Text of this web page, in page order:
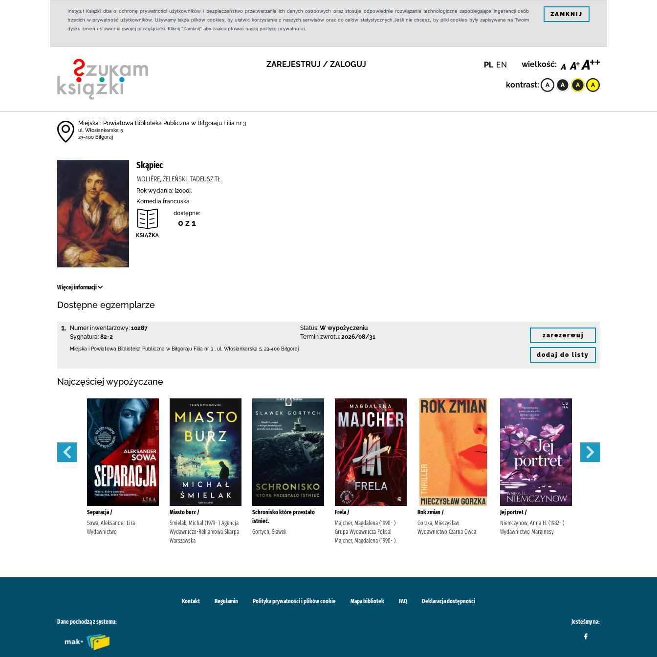
Instytut Książki dba o ochronę prywatności użytkowników i bezpieczeństwo przetwarzania ich danych osobowych oraz stosuje odpowiednie rozwiązania technologiczne zapobiegające ingerencji osób
trzecich w prywatność użytkowników. Używamy także plików cookies, by ułatwić korzystanie z naszych serwisów oraz do celów statystycznych.Jeśli nie chcesz, by pliki cookies były zapisywane na Twoim
dysku zmień ustawienia swojej przeglądarki. Kliknij "Zamknij" aby zaakceptować naszą politykę prywatności.
ZAMKNIJ
ZAREJESTRUJ / ZALOGUJ PL EN wielkość:
kontrast:
Miejska i Powiatowa Biblioteka Publiczna w Biłgoraju Filia nr 3
ul. Włosiankarska 5
23-400 Biłgoraj
Skąpiec
MOLIÈRE, ŻELEŃSKI, TADEUSZ TŁ.
Rok wydania: [2000].
Komedia francuska
dostępne:
0 z 1
Więcej informacji
Dostępne egzemplarze
1. Numer inwentarzowy: 10287
Sygnatura: 82-2
Status: W wypożyczeniu
Termin zwrotu: 2026/08/31
Miejska i Powiatowa Biblioteka Publiczna w Biłgoraju Filia nr 3 ul. Włosiankarska 5 23-400 Biłgoraj
zarezerwuj
dodaj do listy
Najczęściej wypożyczane
Separacja /
Sowa, Aleksander Lira
Wydawnictwo
Miasto burz /
Śmielak, Michał (1979- ) Agencja
Wydawniczo-Reklamowa Skarpa
Warszawska
Schronisko które przestało
istnieć.
Gortych, Sławek
Frela /
Majcher, Magdalena (1990- )
Grupa Wydawnicza Foksal
Majcher, Magdalena (1990- ).
Rok zmian /
Gorzka, Mieczysław
Wydawnictwo Czarna Owca
Jej portret /
Niemczynow, Anna H. (1982- )
Wydawnictwo Marginesy
Kontakt Regulamin Polityka prywatności i plików cookie Mapa bibliotek FAQ Deklaracja dostępności
Dane pochodzą z systemu: Jesteśmy na: